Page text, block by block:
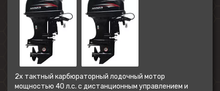
2х тактный карбюраторный лодочный мотор
мощностью 40 л.с. с дистанционным управлением и